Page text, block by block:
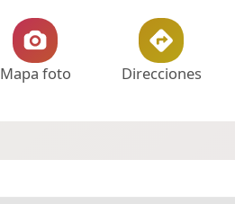
Mapa foto Direcciones